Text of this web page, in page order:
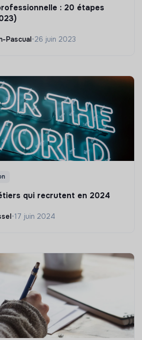
: 20 étapes
Pascual •26 juin 2023
qui recrutent en 2024
•17 juin 2024